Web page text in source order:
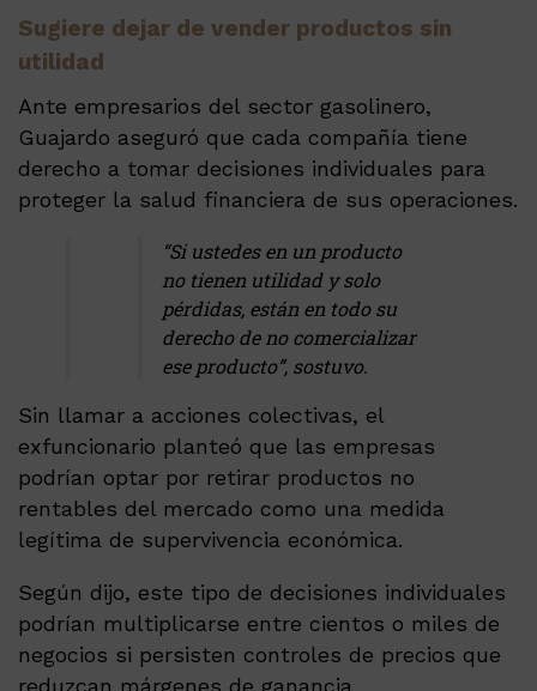
Sugiere dejar de vender productos sin
utilidad
Ante empresarios del sector gasolinero,
Guajardo aseguró que cada compañía tiene
derecho a tomar decisiones individuales para
proteger la salud financiera de sus operaciones.
“Si ustedes en un producto
no tienen utilidad y solo
pérdidas, están en todo su
derecho de no comercializar
ese producto”, sostuvo.
Sin llamar a acciones colectivas, el
exfuncionario planteó que las empresas
podrían optar por retirar productos no
rentables del mercado como una medida
legítima de supervivencia económica.
Según dijo, este tipo de decisiones individuales
podrían multiplicarse entre cientos o miles de
negocios si persisten controles de precios que
reduzcan márgenes de ganancia.